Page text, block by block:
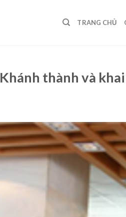
TRANG CHỦ
Khánh thành và